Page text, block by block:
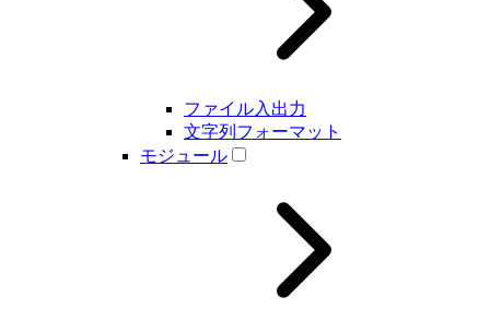
ファイル入出力
文字列フォーマット
モジュール